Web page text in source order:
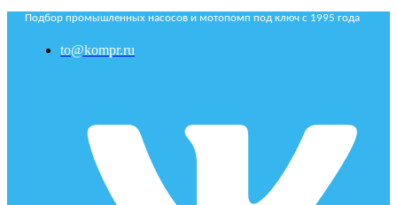
Подбор промышленных насосов и мотопомп под ключ с 1995 года
to@kompr.ru